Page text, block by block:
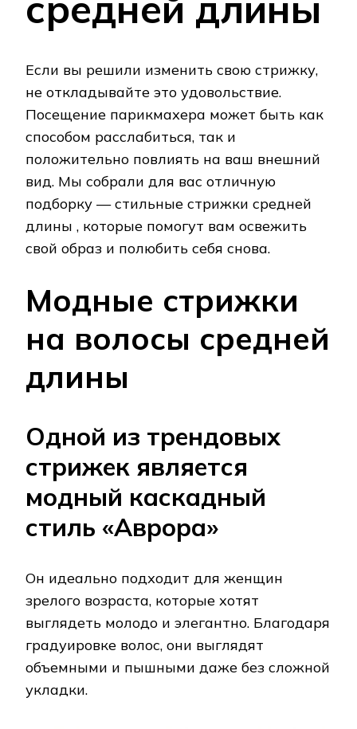
Если вы решили изменить свою стрижку,
не откладывайте это удовольствие.
Посещение парикмахера может быть как
способом расслабиться, так и
положительно повлиять на ваш внешний
вид. Мы собрали для вас отличную
подборку — стильные стрижки средней
длины , которые помогут вам освежить
свой образ и полюбить себя снова.
Модные стрижки
на волосы средней
длины
Одной из трендовых
стрижек является
модный каскадный
стиль «Аврора»
Он идеально подходит для женщин
зрелого возраста, которые хотят
выглядеть молодо и элегантно. Благодаря
градуировке волос, они выглядят
объемными и пышными даже без сложной
укладки.